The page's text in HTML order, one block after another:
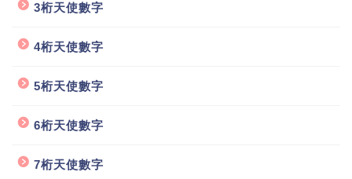
3桁天使數字
4桁天使數字
5桁天使數字
6桁天使數字
7桁天使數字